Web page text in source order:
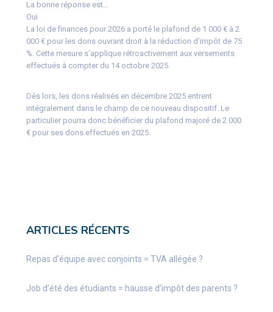
La bonne réponse est…
Oui
La loi de finances pour 2026 a porté le plafond de 1 000 € à 2
000 € pour les dons ouvrant droit à la réduction d’impôt de 75
%. Cette mesure s’applique rétroactivement aux versements
effectués à compter du 14 octobre 2025.
Dès lors, les dons réalisés en décembre 2025 entrent
intégralement dans le champ de ce nouveau dispositif. Le
particulier pourra donc bénéficier du plafond majoré de 2 000
€ pour ses dons effectués en 2025.
ARTICLES RÉCENTS
Repas d’équipe avec conjoints = TVA allégée ?
Job d’été des étudiants = hausse d’impôt des parents ?